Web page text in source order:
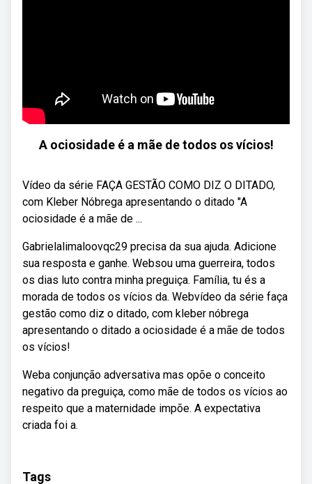
A ociosidade é a mãe de todos os vícios!
Vídeo da série FAÇA GESTÃO COMO DIZ O DITADO,
com Kleber Nóbrega apresentando o ditado "A
ociosidade é a mãe de ...
Gabrielalimaloovqc29 precisa da sua ajuda. Adicione
sua resposta e ganhe. Websou uma guerreira, todos
os dias luto contra minha preguiça. Família, tu és a
morada de todos os vícios da. Webvídeo da série faça
gestão como diz o ditado, com kleber nóbrega
apresentando o ditado a ociosidade é a mãe de todos
os vícios!
Weba conjunção adversativa mas opõe o conceito
negativo da preguiça, como mãe de todos os vícios ao
respeito que a maternidade impõe. A expectativa
criada foi a.
Tags